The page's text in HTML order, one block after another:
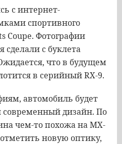
синтернет-
спортивного
Coupe. Фотографии
сделали с буклета
, чтов будущем
в серийныйRX-9.
, автомобиль будет
современныйдизайн. По
чем-топохожанаMX-
отметить новую оптику,